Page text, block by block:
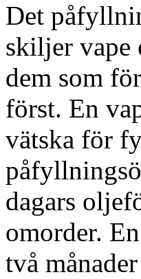
Det
skiljer vape
dem som
först. En
vätska för
dagars
omorder.
två